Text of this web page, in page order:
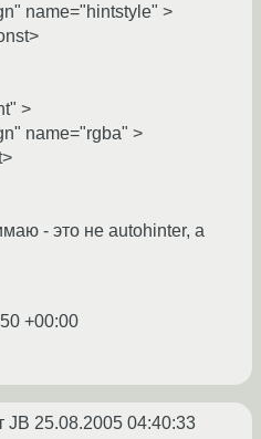
name="hintstyle" >
>
name="rgba" >
- это не autohinter, а
+00:00
JB 25.08.2005 04:40:33